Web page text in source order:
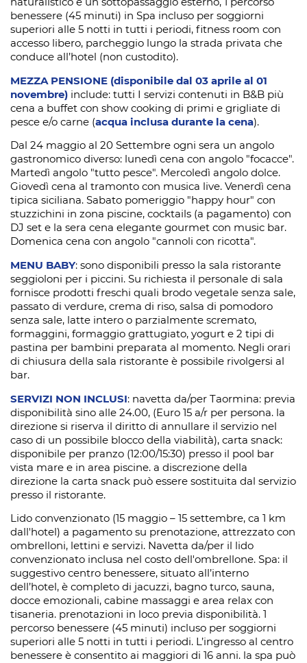
naturalistico e un sottopassaggio esterno, 1 percorso
benessere (45 minuti) in Spa incluso per soggiorni
superiori alle 5 notti in tutti i periodi, fitness room con
accesso libero, parcheggio lungo la strada privata che
conduce all’hotel (non custodito).
MEZZA PENSIONE (disponibile dal 03 aprile al 01
novembre) include: tutti I servizi contenuti in B&B più
cena a buffet con show cooking di primi e grigliate di
pesce e/o carne (acqua inclusa durante la cena).
Dal 24 maggio al 20 Settembre ogni sera un angolo
gastronomico diverso: lunedì cena con angolo "focacce".
Martedì angolo "tutto pesce". Mercoledì angolo dolce.
Giovedì cena al tramonto con musica live. Venerdì cena
tipica siciliana. Sabato pomeriggio "happy hour" con
stuzzichini in zona piscine, cocktails (a pagamento) con
DJ set e la sera cena elegante gourmet con music bar.
Domenica cena con angolo "cannoli con ricotta".
MENU BABY: sono disponibili presso la sala ristorante
seggioloni per i piccini. Su richiesta il personale di sala
fornisce prodotti freschi quali brodo vegetale senza sale,
passato di verdure, crema di riso, salsa di pomodoro
senza sale, latte intero o parzialmente scremato,
formaggini, formaggio grattugiato, yogurt e 2 tipi di
pastina per bambini preparata al momento. Negli orari
di chiusura della sala ristorante è possibile rivolgersi al
bar.
SERVIZI NON INCLUSI: navetta da/per Taormina: previa
disponibilità sino alle 24.00, (Euro 15 a/r per persona. la
direzione si riserva il diritto di annullare il servizio nel
caso di un possibile blocco della viabilità), carta snack:
disponibile per pranzo (12:00/15:30) presso il pool bar
vista mare e in area piscine. a discrezione della
direzione la carta snack può essere sostituita dal servizio
presso il ristorante.
Lido convenzionato (15 maggio – 15 settembre, ca 1 km
dall'hotel) a pagamento su prenotazione, attrezzato con
ombrelloni, lettini e servizi. Navetta da/per il lido
convenzionato inclusa nel costo dell'ombrellone. Spa: il
suggestivo centro benessere, situato all’interno
dell’hotel, è completo di jacuzzi, bagno turco, sauna,
docce emozionali, cabine massaggi e area relax con
tisaneria. prenotazioni in loco previa disponibilità. 1
percorso benessere (45 minuti) incluso per soggiorni
superiori alle 5 notti in tutti i periodi. L’ingresso al centro
benessere è consentito ai maggiori di 16 anni. la spa può